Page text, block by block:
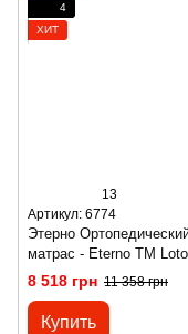
4
ХИТ
13
Артикул: 6774
Этерно
матрас - Eterno ТМ
8 518 грн 11 358 грн
Купить